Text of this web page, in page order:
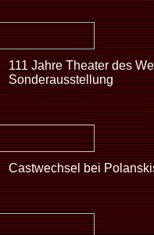
111 Jahre Theater des
Sonderausstellung
Castwechsel bei